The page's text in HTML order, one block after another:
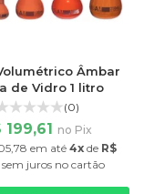
Âmbar
de Vidro 1 litro
(0)
199,61 no Pix
em até 4x de R$
sem juros no cartão